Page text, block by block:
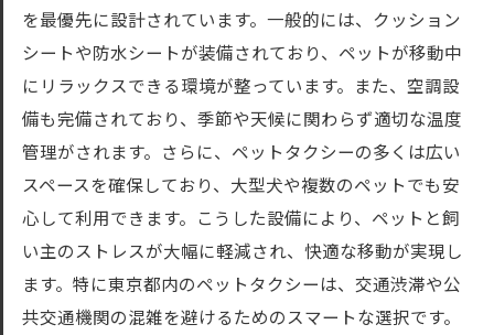
を最優先に設計されています。一般的には、クッション
シートや防水シートが装備されており、ペットが移動中
にリラックスできる環境が整っています。また、空調設
備も完備されており、季節や天候に関わらず適切な温度
管理がされます。さらに、ペットタクシーの多くは広い
スペースを確保しており、大型犬や複数のペットでも安
心して利用できます。こうした設備により、ペットと飼
い主のストレスが大幅に軽減され、快適な移動が実現し
ます。特に東京都内のペットタクシーは、交通渋滞や公
共交通機関の混雑を避けるためのスマートな選択です。